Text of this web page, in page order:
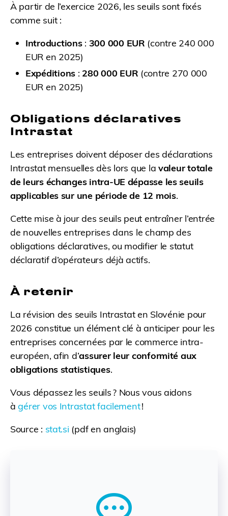
À partir de l’exercice 2026, les seuils sont fixés
comme suit :
Introductions: 300 000 EUR (contre 240 000
EUR en 2025)
Expéditions : 280 000 EUR (contre 270 000
EUR en 2025)
Obligations déclaratives
Intrastat
Les entreprises doivent déposer des déclarations
Intrastat mensuelles dès lors que lavaleur totale
de leurs échanges intra-UE dépasse les seuils
applicables sur une période de 12 mois.
Cette mise à jour des seuils peut entraîner l’entrée
de nouvelles entreprises dans le champ des
obligations déclaratives, ou modifier le statut
déclaratif d’opérateurs déjà actifs.
À retenir
La révision des seuils Intrastat en Slovénie pour
2026 constitue un élément clé à anticiper pour les
entreprises concernées par le commerce intra-
européen, afin d’assurer leur conformité aux
obligations statistiques.
Vous dépassez les seuils ? Nous vous aidons
àgérer vos Intrastat facilement!
Source : stat.si (pdf en anglais)